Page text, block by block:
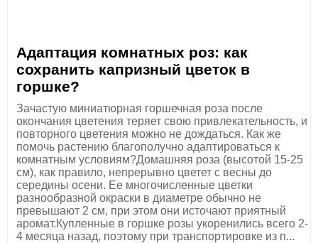
Адаптация комнатных роз: как
сохранить капризный цветок в
горшке?
Зачастую миниатюрная горшечная роза после
окончания цветения теряет свою привлекательность, и
повторного цветения можно не дождаться. Как же
помочь растению благополучно адаптироваться к
комнатным условиям?Домашняя роза (высотой 15-25
см), как правило, непрерывно цветет с весны до
середины осени. Ее многочисленные цветки
разнообразной окраски в диаметре обычно не
превышают 2 см, при этом они источают приятный
аромат.Купленные в горшке розы укоренились всего 2-
4 месяца назад, поэтому при транспортировке из п...